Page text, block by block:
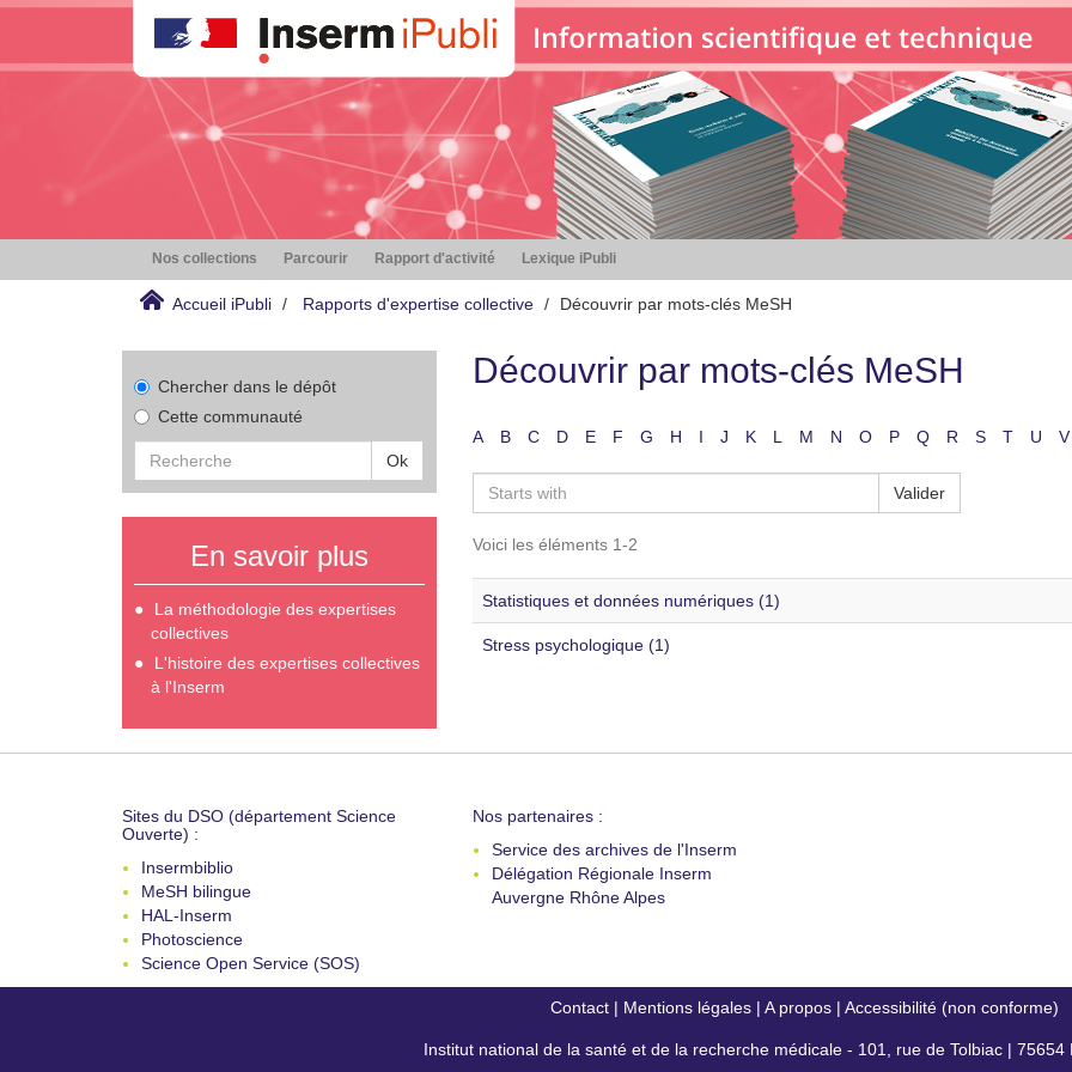
Nos collections Parcourir Rapport d'activité Lexique iPubli
Accueil iPubli Rapports d'expertise collective Découvrir par mots-clés MeSH
Chercher dans le dépôt
Cette communauté
Ok
En savoir plus
La méthodologie des expertises
collectives
L'histoire des expertises collectives
à l'Inserm
Découvrir par mots-clés MeSH
A B C D E F G H I J K L M N O P Q R S T U V
Valider
Voici les éléments 1-2
Statistiques et données numériques (1)
Stress psychologique (1)
Sites du DSO (département Science
Ouverte) :
Insermbiblio
MeSH bilingue
HAL-Inserm
Photoscience
Science Open Service (SOS)
Nos partenaires :
Service des archives de l'Inserm
Délégation Régionale Inserm
Auvergne Rhône Alpes
Contact| Mentions légales| A propos| Accessibilité (non conforme)
Institut national de la santé et de la recherche médicale - 101, rue de Tolbiac | 75654